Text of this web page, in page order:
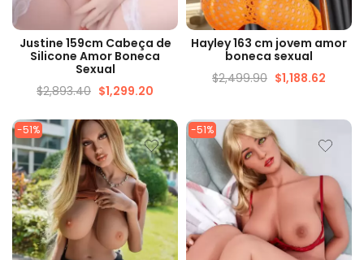
VISUALIZAÇÃO RÁPIDA
Justine 159cm Cabeça de
Silicone Amor Boneca
Sexual
$2,893.40 $1,299.20
VISUALIZAÇÃO RÁPIDA
Hayley 163 cm jovem amor
boneca sexual
$2,499.90 $1,188.62
-51% -51%